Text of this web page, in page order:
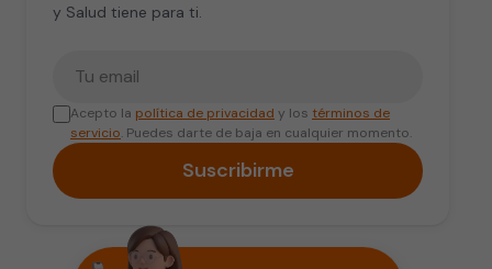
y Salud tiene para ti.
Acepto la política de privacidad y los términos de
servicio. Puedes darte de baja en cualquier momento.
Suscribirme